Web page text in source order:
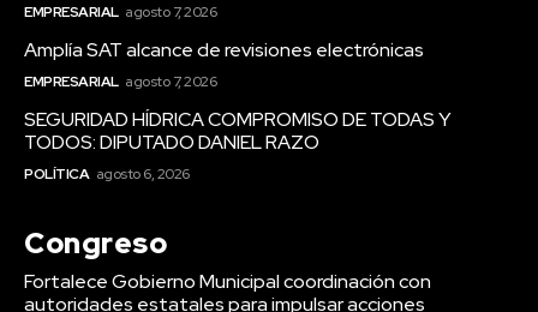
EMPRESARIAL agosto 7, 2026
Amplía SAT alcance de revisiones electrónicas
EMPRESARIAL agosto 7, 2026
SEGURIDAD HÍDRICA COMPROMISO DE TODAS Y
TODOS: DIPUTADO DANIEL RAZO
POLÍTICA agosto 6, 2026
Congreso
Fortalece Gobierno Municipal coordinación con
autoridades estatales para impulsar acciones